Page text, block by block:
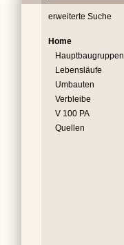
erweiterte Suche
Home
Hauptbaugruppen
Lebensläufe
Umbauten
Verbleibe
V 100 PA
Quellen